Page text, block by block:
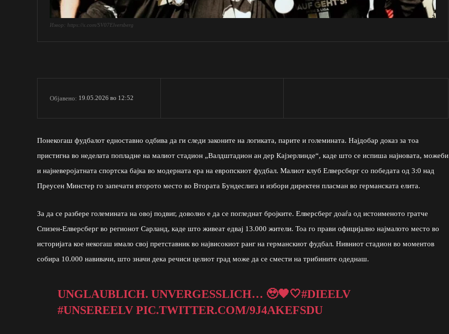
Извор: https://x.com/SV07Elversberg
Објавено: 19.05.2026 во 12:52
Понекогаш фудбалот едноставно одбива да ги следи законите на логиката, парите и големината. Најдобар доказ за тоа
пристигна во неделата попладне на малиот стадион „Валдштадион ан дер Кајзерлинде“, каде што се испиша најновата, можеби
и најневеројатната спортска бајка во модерната ера на европскиот фудбал. Малиот клуб Елверсберг со победата од 3:0 над
Преусен Минстер го запечати второто место во Втората Бундеслига и избори директен пласман во германската елита.
За да се разбере големината на овој подвиг, доволно е да се погледнат бројките. Елверсберг доаѓа од истоименото гратче
Спизен-Елверсберг во регионот Сарланд, каде што живеат едвај 13.000 жители. Тоа го прави официјално најмалото место во
историјата кое некогаш имало свој претставник во највисокиот ранг на германскиот фудбал. Нивниот стадион во моментов
собира 10.000 навивачи, што значи дека речиси целиот град може да се смести на трибините одеднаш.
UNGLAUBLICH. UNVERGESSLICH… 🥹🖤🤍#DIEELV
#UNSEREELV PIC.TWITTER.COM/9J4AKEFSDU